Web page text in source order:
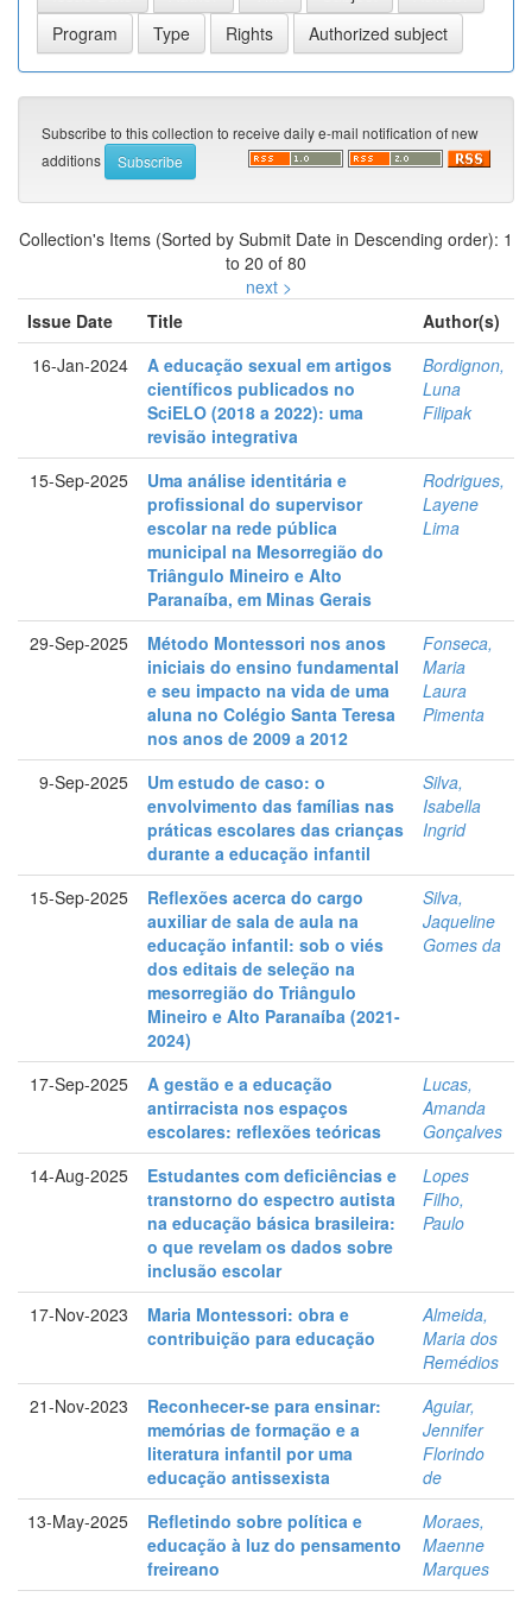
Subscribe to this collection to receive daily e-mail notification of new
additions
Collection's Items (Sorted by Submit Date in Descending order): 1
to 20 of 80
next >
Issue Date
Title
Author(s)
16-Jan-2024
A educação sexual em artigos
científicos publicados no
SciELO (2018 a 2022): uma
revisão integrativa
Bordignon,
Luna
Filipak
15-Sep-2025
Uma análise identitária e
profissional do supervisor
escolar na rede pública
municipal na Mesorregião do
Triângulo Mineiro e Alto
Paranaíba, em Minas Gerais
Rodrigues,
Layene
Lima
29-Sep-2025
Método Montessori nos anos
iniciais do ensino fundamental
e seu impacto na vida de uma
aluna no Colégio Santa Teresa
nos anos de 2009 a 2012
Fonseca,
Maria
Laura
Pimenta
9-Sep-2025
Um estudo de caso: o
envolvimento das famílias nas
práticas escolares das crianças
durante a educação infantil
Silva,
Isabella
Ingrid
15-Sep-2025
Reflexões acerca do cargo
auxiliar de sala de aula na
educação infantil: sob o viés
dos editais de seleção na
mesorregião do Triângulo
Mineiro e Alto Paranaíba (2021-
2024)
Silva,
Jaqueline
Gomes da
17-Sep-2025
A gestão e a educação
antirracista nos espaços
escolares: reflexões teóricas
Lucas,
Amanda
Gonçalves
14-Aug-2025
Estudantes com deficiências e
transtorno do espectro autista
na educação básica brasileira:
o que revelam os dados sobre
inclusão escolar
Lopes
Filho,
Paulo
17-Nov-2023
Maria Montessori: obra e
contribuição para educação
Almeida,
Maria dos
Remédios
21-Nov-2023
Reconhecer-se para ensinar:
memórias de formação e a
literatura infantil por uma
educação antissexista
Aguiar,
Jennifer
Florindo
de
13-May-2025
Refletindo sobre política e
educação à luz do pensamento
freireano
Moraes,
Maenne
Marques